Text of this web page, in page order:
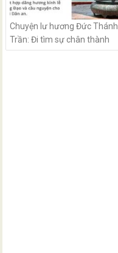
Chuyện lư hương Đức Thánh
Trần: Đi tìm sự chân thành